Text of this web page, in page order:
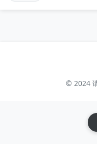
© 2024